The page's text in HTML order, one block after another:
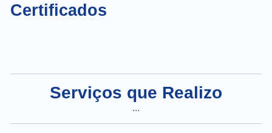
Certificados
Serviços que Realizo
...